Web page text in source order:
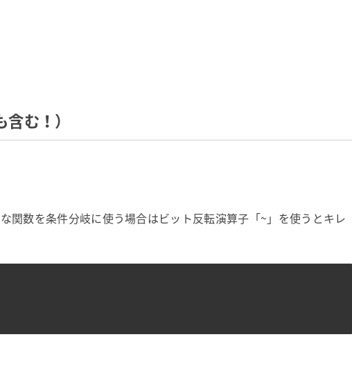
む！）
関数を条件分岐に使う場合はビット反転演算子「~」を使うとキレ